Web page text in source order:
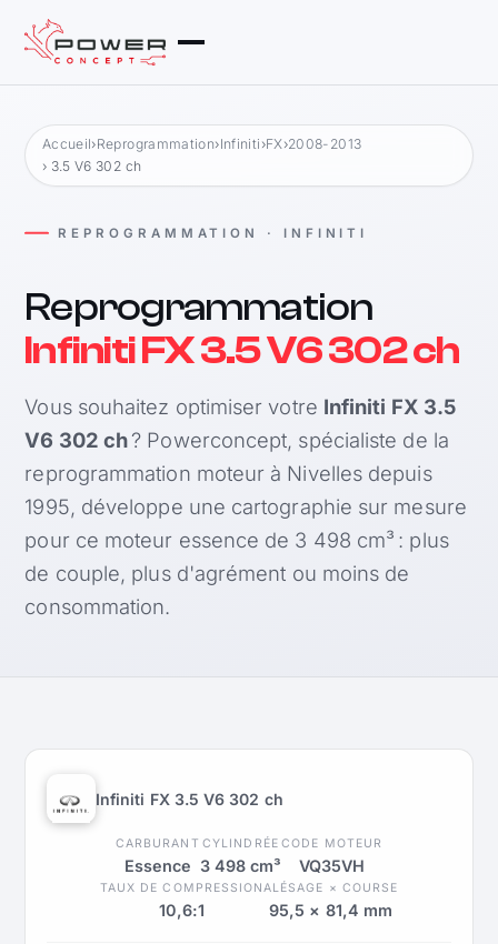
Accueil›Reprogrammation›Infiniti ›FX›2008-2013
› 3.5 V6 302 ch
REPROGRAMMATION · INFINITI
Reprogrammation
Infiniti FX 3.5 V6 302 ch
Vous souhaitez optimiser votre Infiniti FX 3.5
V6 302 ch? Powerconcept, spécialiste de la
reprogrammation moteur à Nivelles depuis
1995, développe une cartographie sur mesure
pour ce moteur essence de 3 498 cm³ : plus
de couple, plus d'agrément ou moins de
consommation.
Infiniti FX 3.5 V6 302 ch
CARBURANT
Essence
CYLINDRÉE
3 498 cm³
CODE MOTEUR
VQ35VH
TAUX DE COMPRESSION
10,6:1
ALÉSAGE × COURSE
95,5 × 81,4 mm